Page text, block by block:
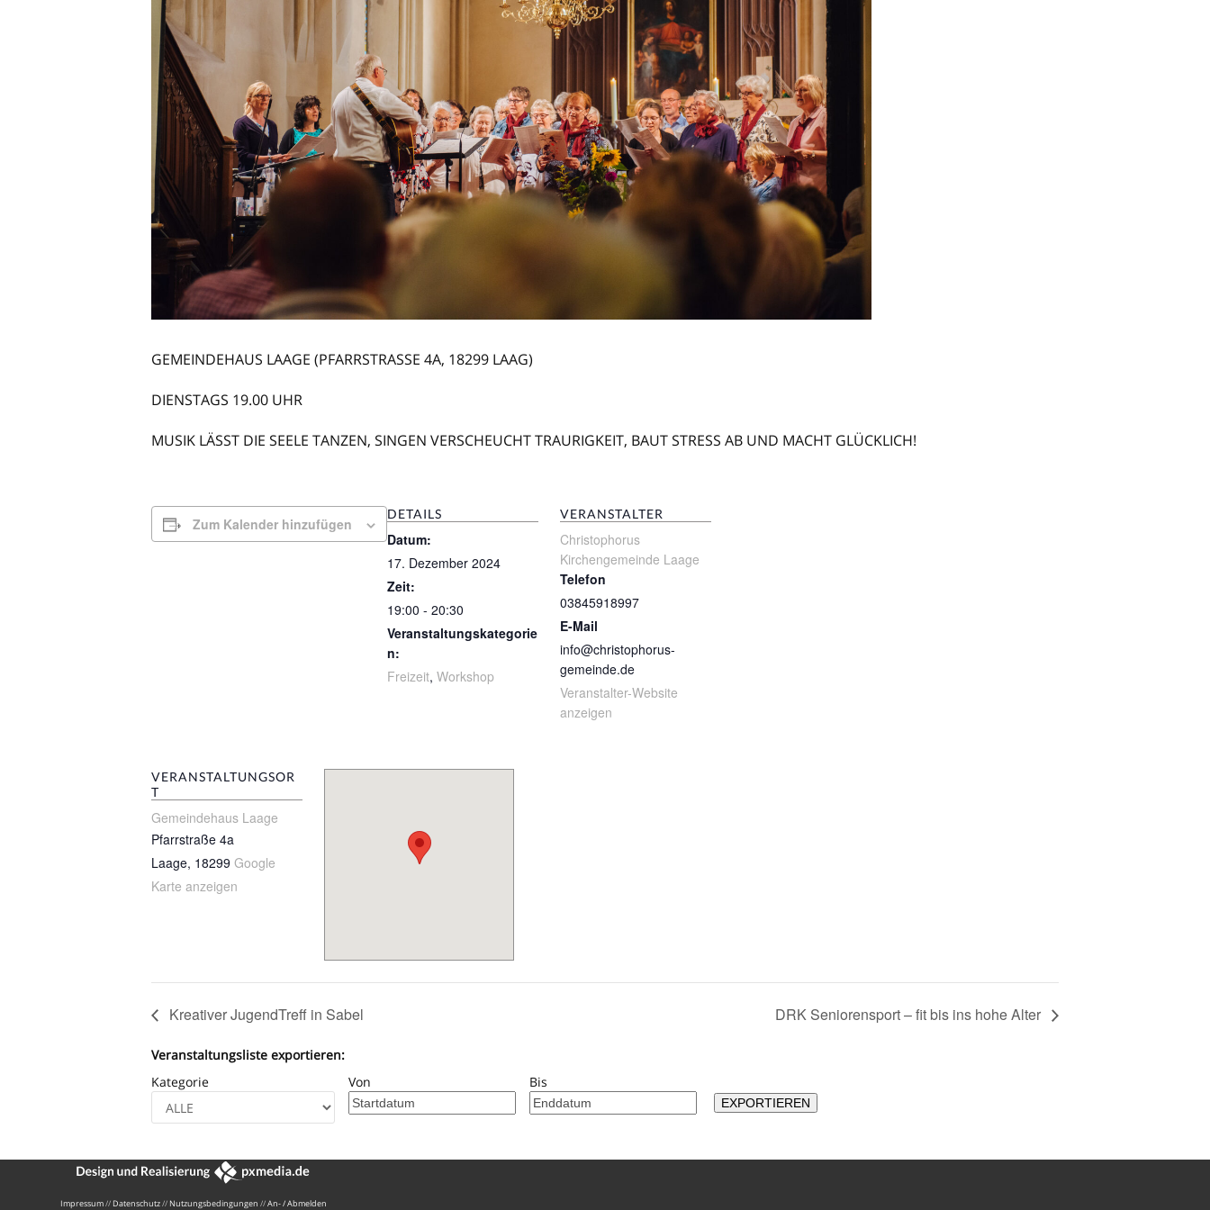
GEMEINDEHAUS LAAGE (PFARRSTRASSE 4A, 18299 LAAG)
DIENSTAGS 19.00 UHR
MUSIK LÄSST DIE SEELE TANZEN, SINGEN VERSCHEUCHT TRAURIGKEIT, BAUT STRESS AB UND MACHT GLÜCKLICH!
Zum Kalender hinzufügen
DETAILS
Datum:
17. Dezember 2024
Zeit:
19:00 - 20:30
Veranstaltungskategorie
n:
Freizeit, Workshop
VERANSTALTER
Christophorus
Kirchengemeinde Laage
Telefon
03845918997
E-Mail
info@christophorus-
gemeinde.de
Veranstalter-Website
anzeigen
VERANSTALTUNGSOR
T
Gemeindehaus Laage
Pfarrstraße 4a
Laage, 18299 Google
Karte anzeigen
Kreativer JugendTreff in Sabel DRK Seniorensport – fit bis ins hohe Alter
Veranstaltungsliste exportieren:
Kategorie
Von Bis
Impressum// Datenschutz// Nutzungsbedingungen //An- / Abmelden